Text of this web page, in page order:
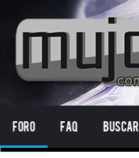
Foro FAQ Buscar